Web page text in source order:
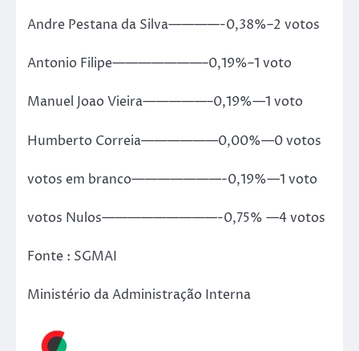
Andre Pestana da Silva————-0,38%–2 votos
Antonio Filipe———————–0,19%–1 voto
Manuel Joao Vieira—————–0,19%—1 voto
Humberto Correia——————0,00%—0 votos
votos em branco———————-0,19%—1 voto
votos Nulos—————————-0,75% —4 votos
Fonte : SGMAI
Ministério da Administração Interna